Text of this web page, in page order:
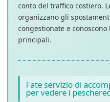
conto del traffico costiero.
organizzano gli
congestionate e
principali.
Fate servizio di
per vedere i